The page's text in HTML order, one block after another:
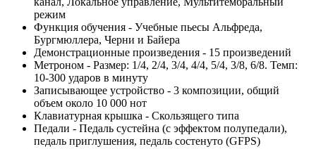
режим
Функция обучения - Учебные пьесы Альфреда,
Бургмюллера, Черни и Байера
Демонстрационные произведения - 15 произведений
Метроном - Размер: 1/4, 2/4, 3/4, 4/4, 5/4, 3/8, 6/8. Темп:
10-300 ударов в минуту
Записывающее устройство - 3 композиции, общий
объем около 10 000 нот
Клавиатурная крышка - Скользящего типа
Педали - Педаль сустейна (с эффектом полупедали),
педаль приглушения, педаль состенуто (GFPS)